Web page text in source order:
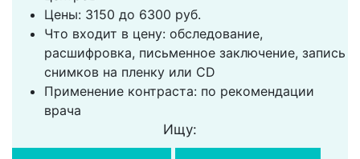
Цены: 3150 до 6300 руб.
Что входит в цену: обследование,
расшифровка, письменное заключение, запись
снимков на пленку или CD
Применение контраста: по рекомендации
врача
Ищу: